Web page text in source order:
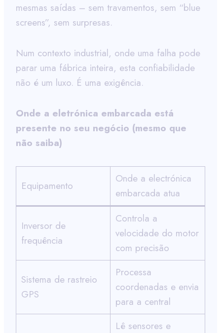
mesmas saídas – sem travamentos, sem “blue
screens”, sem surpresas.
Num contexto industrial, onde uma falha pode
parar uma fábrica inteira, esta confiabilidade
não é um luxo. É uma exigência.
Onde a eletrónica embarcada está
presente no seu negócio (mesmo que
não saiba)
Equipamento
Onde a electrónica
embarcada atua
Inversor de
frequência
Controla a
velocidade do motor
com precisão
Sistema de rastreio
GPS
Processa
coordenadas e envia
para a central
Lê sensores e